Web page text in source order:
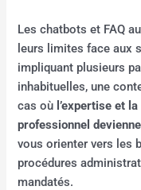
Les chatbots et FAQ
leurs limites face aux
impliquant plusieurs
inhabituelles, une
cas où l’expertise et
professionnel
vous orienter vers les
procédures
mandatés.